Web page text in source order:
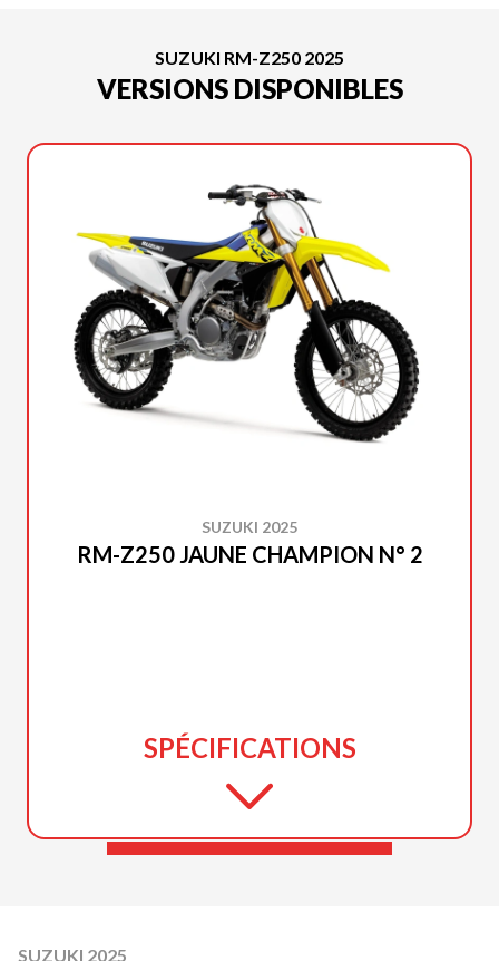
SUZUKI RM-Z250 2025
VERSIONS DISPONIBLES
SUZUKI 2025
RM-Z250 JAUNE CHAMPION N° 2
SPÉCIFICATIONS
SUZUKI 2025